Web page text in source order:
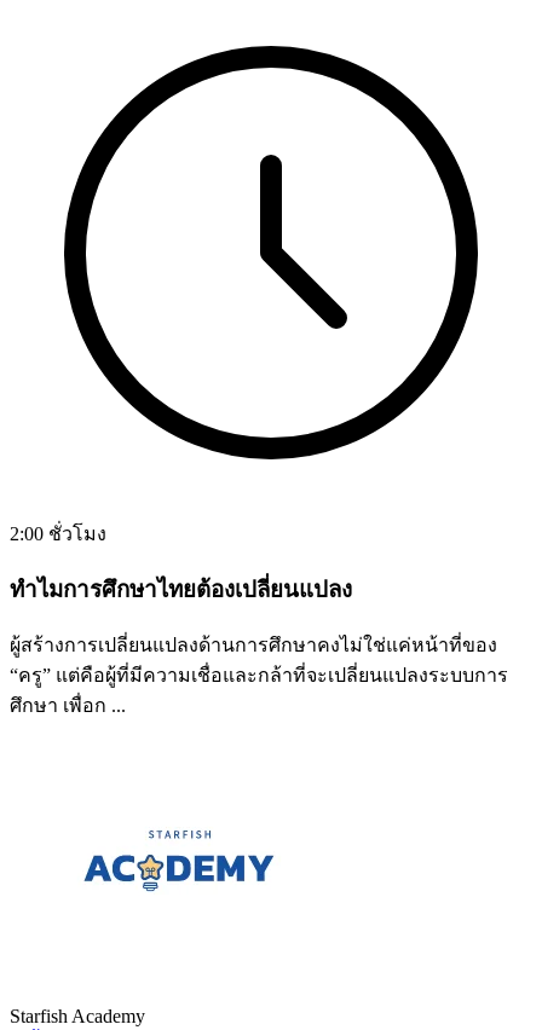
2:00 ชั่วโมง
ทำไมการศึกษาไทยต้องเปลี่ยนแปลง
ผู้สร้างการเปลี่ยนแปลงด้านการศึกษาคงไม่ใช่แค่หน้าที่ของ
“ครู” แต่คือผู้ที่มีความเชื่อและกล้าที่จะเปลี่ยนแปลงระบบการ
ศึกษา เพื่อก ...
Starfish Academy